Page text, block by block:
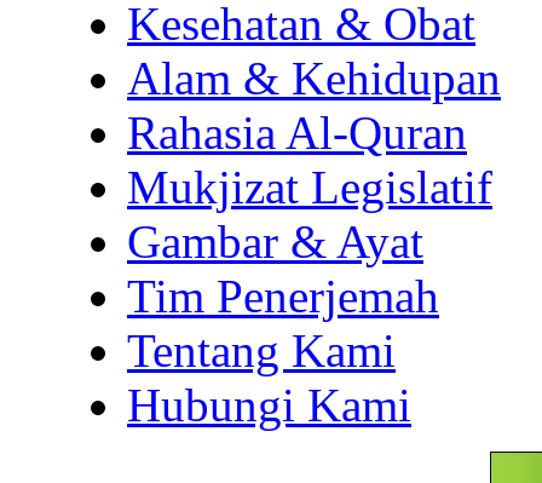
Kesehatan & Obat
Alam & Kehidupan
Rahasia Al-Quran
Mukjizat Legislatif
Gambar & Ayat
Tim Penerjemah
Tentang Kami
Hubungi Kami